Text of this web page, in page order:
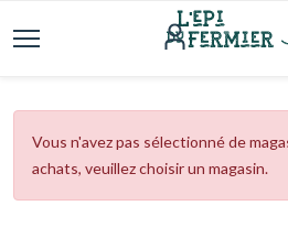
Vous n'avez pas sélectionné de
achats, veuillez choisir un magasin.